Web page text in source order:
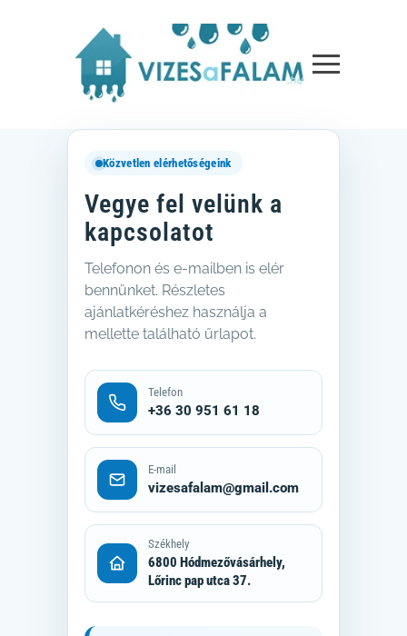
Közvetlen elérhetőségeink
Vegye fel velünk a
kapcsolatot
Telefonon és e-mailben is elér
bennünket. Részletes
ajánlatkéréshez használja a
mellette található űrlapot.
Telefon
+36 30 951 61 18
E-mail
vizesafalam@gmail.com
Székhely
6800 Hódmezővásárhely,
Lőrinc pap utca 37.